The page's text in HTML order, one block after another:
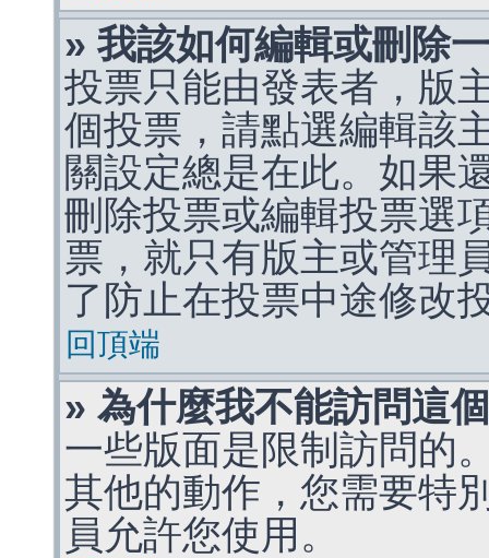
» 我該如何編輯或刪除
投票只能由發表者，版
個投票，請點選編輯該
關設定總是在此。如果
刪除投票或編輯投票選
票，就只有版主或管理
了防止在投票中途修改
回頂端
» 為什麼我不能訪問這
一些版面是限制訪問的
其他的動作，您需要特
員允許您使用。